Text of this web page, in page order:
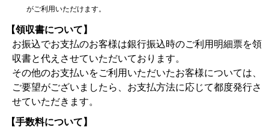
がご利用いただけます。
【領収書について】
お振込でお支払のお客様は銀行振込時のご利用明細票を領
収書と代えさせていただいております。
その他のお支払いをご利用いただいたお客様については、
ご要望がございましたら、お支払方法に応じて都度発行さ
せていただきます。
【手数料について】